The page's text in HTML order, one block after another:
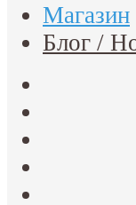
Магазин
Блог /